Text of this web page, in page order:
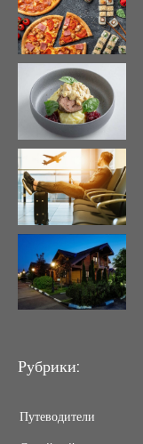
Рубрики:
Путеводители